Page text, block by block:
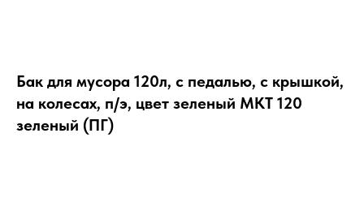
Бак для мусора 120л, с педалью, с крышкой,
на колесах, п/э, цвет зеленый МКТ 120
зеленый (ПГ)